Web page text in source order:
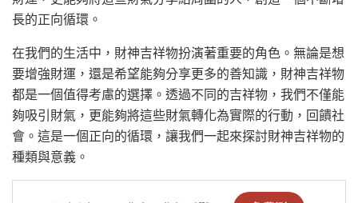
長的正向循環。
在我們的生活中，財神吉祥物扮演著重要的角色。無論是想
要增強財運，還是希望能夠分享更多的善知識，財神吉祥物
都是一個值得考慮的選擇。透過不同的吉祥物，我們不僅能
夠吸引財氣，更能夠將這些財氣轉化為實際的行動，回饋社
會。這是一個正向的循環，讓我們一起來探討財神吉祥物的
種類與意義。